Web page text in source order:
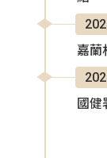
嘉蘭
國健